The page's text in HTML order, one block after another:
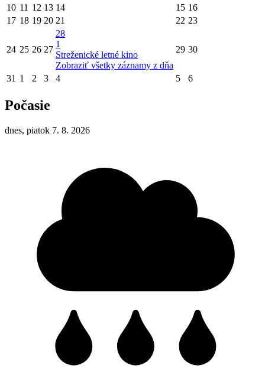
10 11 12 13 14 15 16
17 18 19 20 21 22 23
24 25 26 27
28
1
Streženické letné kino
Zobraziť všetky záznamy z dňa
29 30
31 1 2 3 4 5 6
Počasie
dnes, piatok 7. 8. 2026